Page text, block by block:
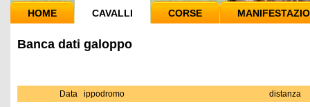
HOME CAVALLI CORSE
Banca dati galoppo
Data ippodromo distanza